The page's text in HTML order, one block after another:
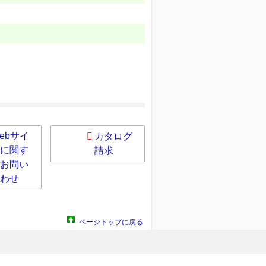
サイ
関す
問い
せ
カタログ
請求
ページトップに戻る